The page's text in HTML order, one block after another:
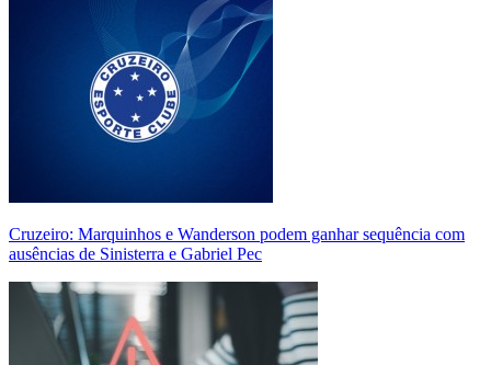
Cruzeiro: Marquinhos e Wanderson podem ganhar sequência com
ausências de Sinisterra e Gabriel Pec